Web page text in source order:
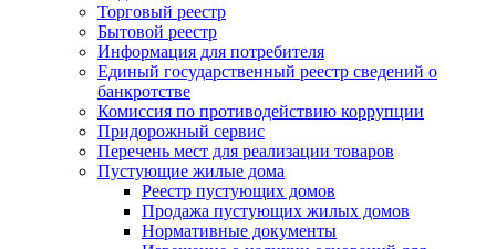
Торговый реестр
Бытовой реестр
Информация для потребителя
Единый государственный реестр сведений о
банкротстве
Комиссия по противодействию коррупции
Придорожный сервис
Перечень мест для реализации товаров
Пустующие жилые дома
Реестр пустующих домов
Продажа пустующих жилых домов
Нормативные документы